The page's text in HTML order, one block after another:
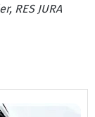
RES JURA